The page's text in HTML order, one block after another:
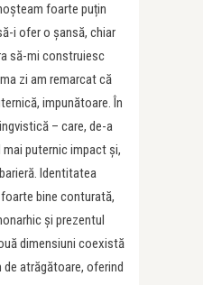
foarte puțin
i ofer o șansă, chiar
să-mi construiesc
zi am remarcat că
impunătoare. În
– care, de-a
mai puternic impact și,
Identitatea
bine conturată,
și prezentul
dimensiuni coexistă
atrăgătoare, oferind